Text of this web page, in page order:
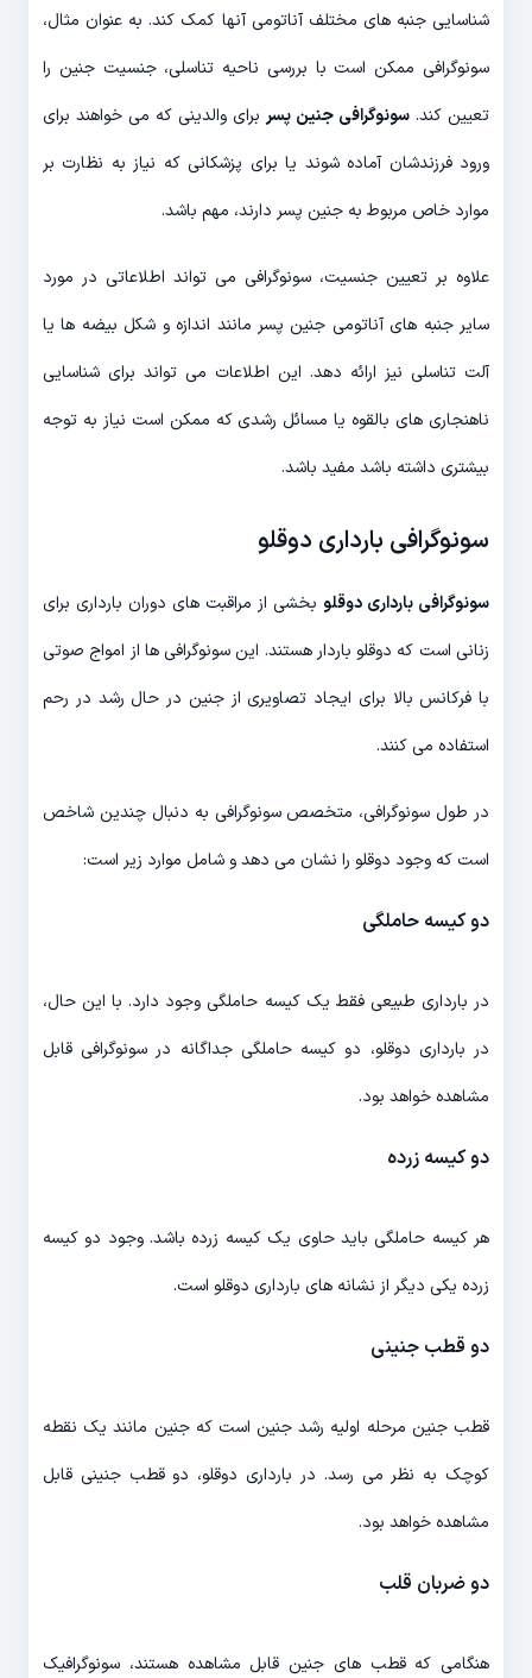
شناسایی جنبه های مختلف آناتومی آنها کمک کند. به عنوان مثال،
سونوگرافی ممکن است با بررسی ناحیه تناسلی، جنسیت جنین را
تعیین کند. سونوگرافی جنین پسر برای والدینی که می خواهند برای
ورود فرزندشان آماده شوند یا برای پزشکانی که نیاز به نظارت بر
موارد خاص مربوط به جنین پسر دارند، مهم باشد.
علاوه بر تعیین جنسیت، سونوگرافی می تواند اطلاعاتی در مورد
سایر جنبه های آناتومی جنین پسر مانند اندازه و شکل بیضه ها یا
آلت تناسلی نیز ارائه دهد. این اطلاعات می تواند برای شناسایی
ناهنجاری های بالقوه یا مسائل رشدی که ممکن است نیاز به توجه
بیشتری داشته باشد مفید باشد.
سونوگرافی بارداری دوقلو
سونوگرافی بارداری دوقلو بخشی از مراقبت های دوران بارداری برای
زنانی است که دوقلو باردار هستند. این سونوگرافی ها از امواج صوتی
با فرکانس بالا برای ایجاد تصاویری از جنین در حال رشد در رحم
استفاده می کنند.
در طول سونوگرافی، متخصص سونوگرافی به دنبال چندین شاخص
است که وجود دوقلو را نشان می دهد و شامل موارد زیر است:
دو کیسه حاملگی
در بارداری طبیعی فقط یک کیسه حاملگی وجود دارد. با این حال،
در بارداری دوقلو، دو کیسه حاملگی جداگانه در سونوگرافی قابل
مشاهده خواهد بود.
دو کیسه زرده
هر کیسه حاملگی باید حاوی یک کیسه زرده باشد. وجود دو کیسه
زرده یکی دیگر از نشانه های بارداری دوقلو است.
دو قطب جنینی
قطب جنین مرحله اولیه رشد جنین است که جنین مانند یک نقطه
کوچک به نظر می رسد. در بارداری دوقلو، دو قطب جنینی قابل
مشاهده خواهد بود.
دو ضربان قلب
هنگامی که قطب های جنین قابل مشاهده هستند، سونوگرافیک